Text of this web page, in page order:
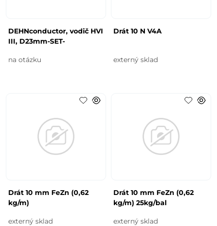
DEHNconductor, vodič HVI
III, D23mm-SET-
na otázku
Drát 10 N V4A
externý sklad
Drát 10 mm FeZn (0,62
kg/m)
externý sklad
Drát 10 mm FeZn (0,62
kg/m) 25kg/bal
externý sklad